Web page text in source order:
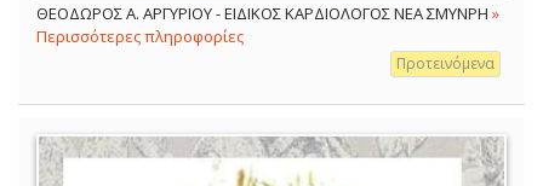
ΘΕΟΔΩΡΟΣ Α. ΑΡΓΥΡΙΟΥ - ΕΙΔΙΚΟΣ ΚΑΡΔΙΟΛΟΓΟΣ ΝΕΑ ΣΜΥΝΡΗ »
Περισσότερες πληροφορίες
Προτεινόμενα